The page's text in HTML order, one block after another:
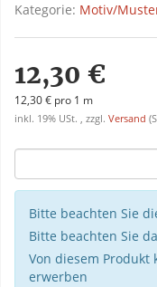
Kategorie: Motiv/
12,30 €
12,30 € pro 1 m
inkl. 19% USt. , zzgl. Versand
Bitte beachten Sie
Bitte beachten Sie
Von diesem Produkt
erwerben